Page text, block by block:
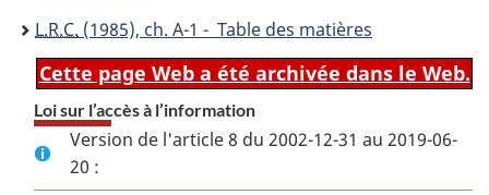
L.R.C. (1985), ch. A-1 - Table des matières
Cette page Web a été archivée dans le Web.
Loi sur l’accès à l’information
Version de l'article 8 du 2002-12-31 au 2019-06-
20 :